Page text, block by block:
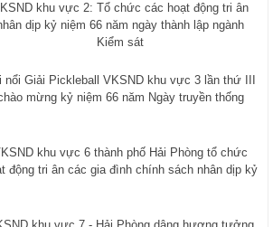
khu vực 2: Tổ chức các hoạt động tri ân
dịp kỷ niệm 66 năm ngày thành lập ngành
Kiểm sát
nổi Giải Pickleball VKSND khu vực 3 lần thứ III
mừng kỷ niệm 66 năm Ngày truyền thống
khu vực 6 thành phố Hải Phòng tổ chức
động tri ân các gia đình chính sách nhân dịp kỷ